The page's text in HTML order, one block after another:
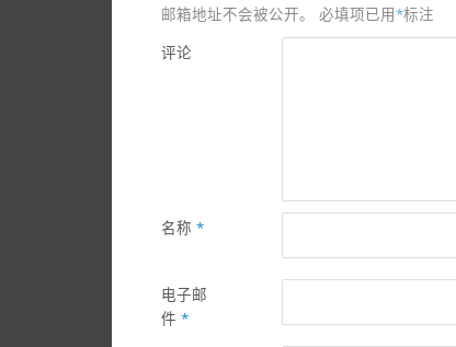
邮箱地址不会被公开。 必填项已用*标注
评论
名称 *
电子邮
件 *